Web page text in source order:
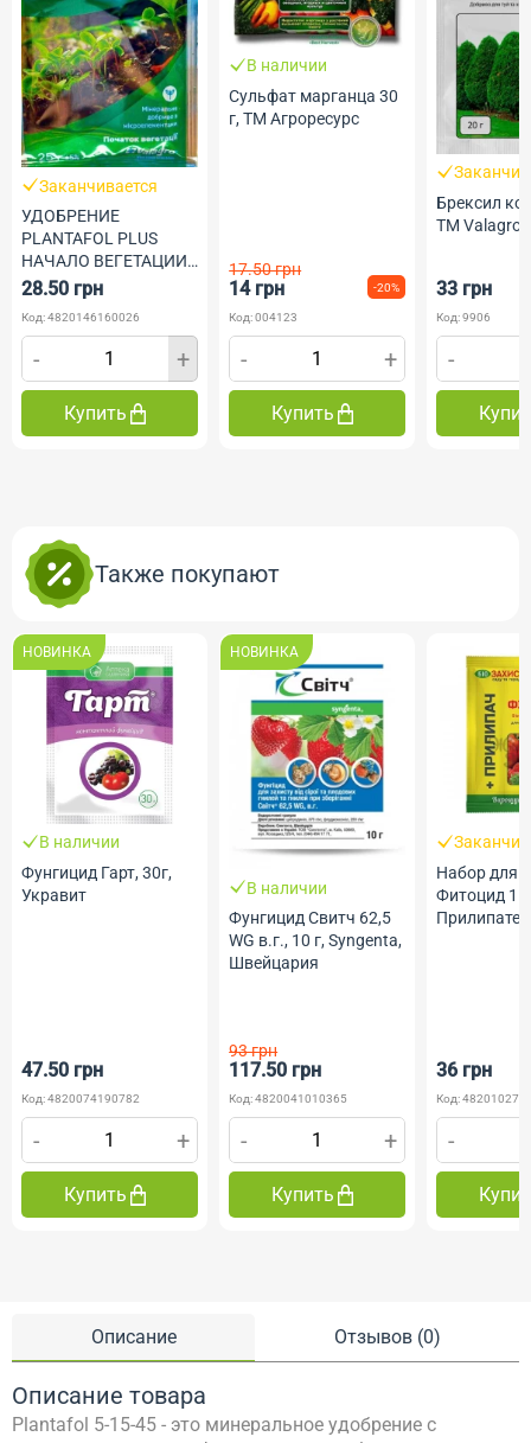
Описание Отзывов (0)
Описание товара
Plantafol 5-15-45 - это минеральное удобрение с
Заканчивается
УДОБРЕНИЕ
PLANTAFOL PLUS
НАЧАЛО ВЕГЕТАЦИИ
NPK 30.10.10 25 Г
28.50 грн
Код: 4820146160026
- +
Купить
В наличии
Сульфат марганца 30
г, ТМ Агроресурс
17.50 грн
14 грн -20%
Код: 004123
- +
Купить
Брексил
ТМ Valagro
33 грн
Код: 9906
-
Также покупают
НОВИНКА
В наличии
Фунгицид Гарт, 30г,
Укравит
47.50 грн
Код: 4820074190782
- +
Купить
НОВИНКА
В наличии
Фунгицид Свитч 62,5
WG в.г., 10 г, Syngenta,
Швейцария
93 грн
117.50 грн
Код: 4820041010365
- +
Купить
Набор для
Фитоцид 15
36 грн
Код:
-